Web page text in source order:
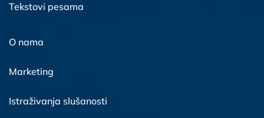
Tekstovi pesama
O nama
Marketing
Istraživanja slušanosti